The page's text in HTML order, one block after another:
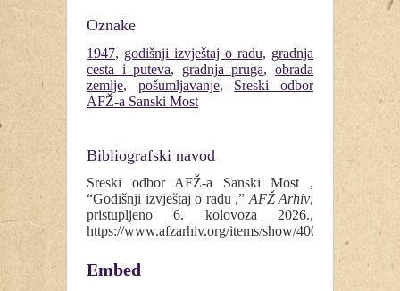
Oznake
1947, godišnji izvještaj o radu, gradnja
cesta i puteva, gradnja pruga,obrada
zemlje, pošumljavanje, Sreski odbor
AFŽ-a Sanski Most
Bibliografski navod
Sreski odbor AFŽ-a Sanski Most ,
“Godišnji izvještaj o radu ,”AFŽ Arhiv,
pristupljeno 6. kolovoza 2026.,
https://www.afzarhiv.org/items/show/400
Embed